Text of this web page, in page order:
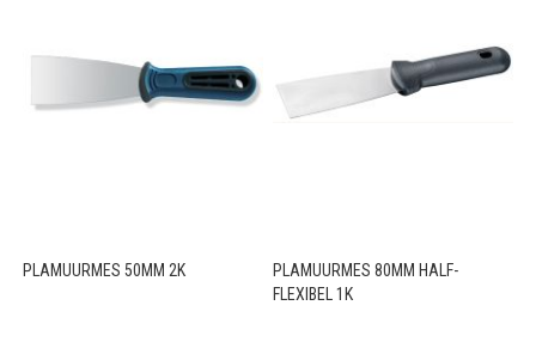
PLAMUURMES 50MM 2K
PLAMUURMES 80MM HALF-
FLEXIBEL 1K